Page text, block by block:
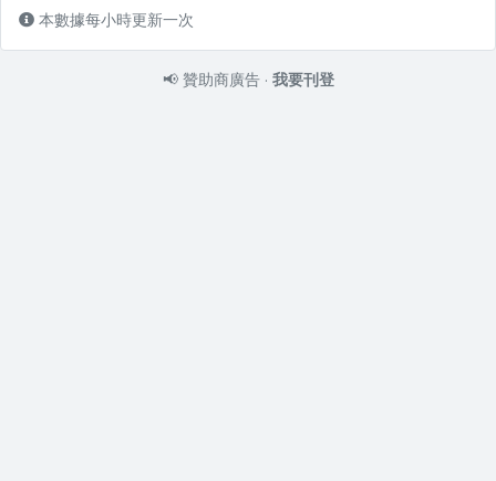
本數據每小時更新一次
📢 贊助商廣告 · 我要刊登